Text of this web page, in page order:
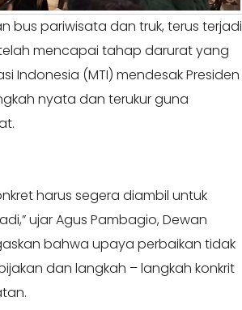
bus pariwisata dan truk, terus terjadi
mencapai tahap darurat yang
Indonesia (MTI) mendesak Presiden
nyata dan terukur guna
harus segera diambil untuk
ujar Agus Pambagio, Dewan
bahwa upaya perbaikan tidak
dan langkah – langkah konkrit